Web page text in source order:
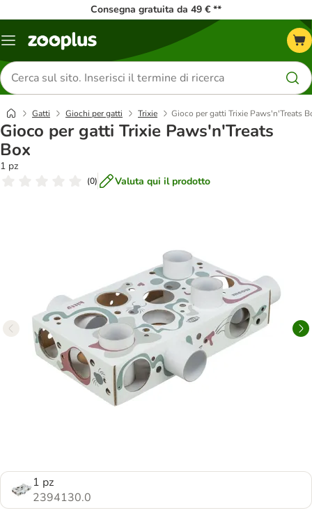
Consegna gratuita da 49 € **
Overview
Cerca
prodotti
Gatti Giochi per gatti Trixie Gioco per gatti Trixie Paws'n'Treats
Gioco per gatti Trixie Paws'n'Treats
Box
1 pz
(0) Valuta qui il prodotto
1 pz
2394130.0